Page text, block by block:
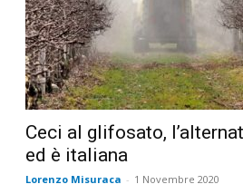
Ceci al glifosato,
ed è italiana
Lorenzo Misuraca - 1 Novembre 2020